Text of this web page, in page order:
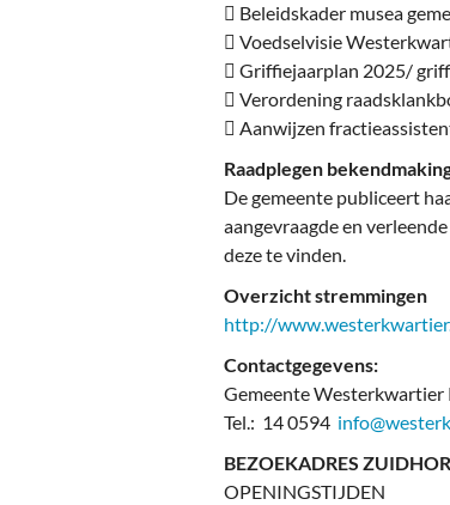
 Beleidskader musea
 Voedselvisie
 Griffiejaarplan 2025/
 Verordening
 Aanwijzen
Raadplegen
De gemeente publiceert
aangevraagde en
deze te vinden.
Overzicht stremmingen
http://
Contactgegevens:
Gemeente Westerkwartier
Tel.: 14 0594
BEZOEKADRES
OPENINGSTIJDEN